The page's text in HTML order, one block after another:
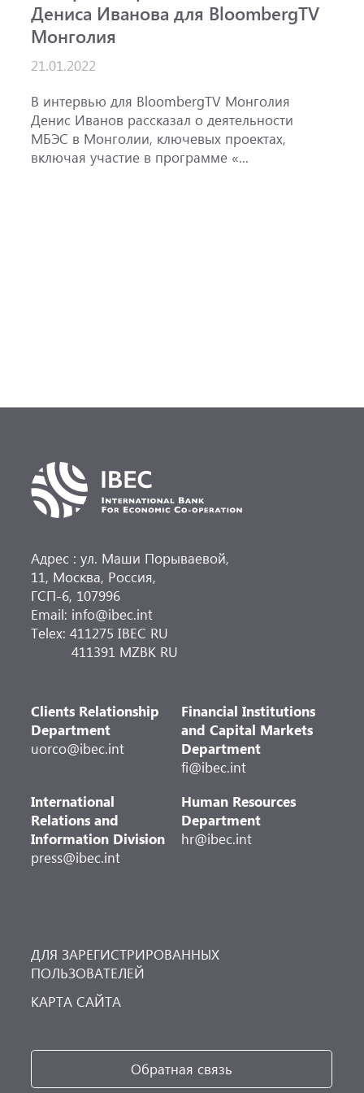
Дениса Иванова для BloombergTV
Монголия
21.01.2022
В интервью для BloombergTV Монголия
Денис Иванов рассказал о деятельности
МБЭС в Монголии, ключевых проектах,
включая участие в программе «...
Адрес : ул. Маши Порываевой,
11, Москва, Россия,
ГСП-6, 107996
Email: info@ibec.int
Telex: 411275 IBEC RU
411391 MZBK RU
Clients Relationship
Department
uorco@ibec.int
Financial Institutions
and Capital Markets
Department
fi@ibec.int
International
Relations and
Information Division
press@ibec.int
Human Resources
Department
hr@ibec.int
ДЛЯ ЗАРЕГИСТРИРОВАННЫХ
ПОЛЬЗОВАТЕЛЕЙ
КАРТА САЙТА
Обратная связь